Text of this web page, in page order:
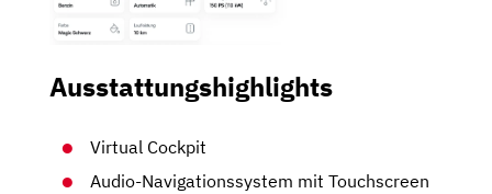
Ausstattungshighlights
Virtual Cockpit
Audio-Navigationssystem mit Touchscreen